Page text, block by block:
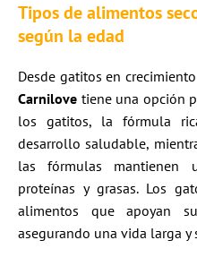
Tipos de alimentos
según la edad
Desde gatitos en
Carnilove tiene una opción
los gatitos, la fórmula
desarrollo saludable,
las fórmulas mantienen
proteínas y grasas. Los
alimentos que apoyan
asegurando una vida larga y